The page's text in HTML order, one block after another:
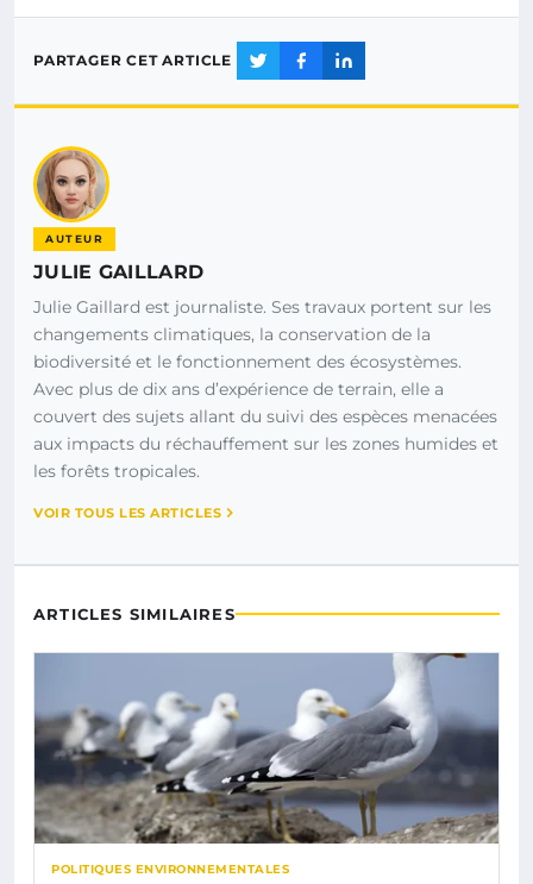
PARTAGER CET ARTICLE
AUTEUR
JULIE GAILLARD
Julie Gaillard est journaliste. Ses travaux portent sur les
changements climatiques, la conservation de la
biodiversité et le fonctionnement des écosystèmes.
Avec plus de dix ans d’expérience de terrain, elle a
couvert des sujets allant du suivi des espèces menacées
aux impacts du réchauffement sur les zones humides et
les forêts tropicales.
VOIR TOUS LES ARTICLES
ARTICLES SIMILAIRES
POLITIQUES ENVIRONNEMENTALES